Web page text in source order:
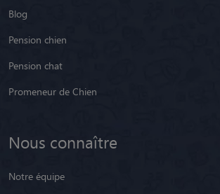
Blog
Pension chien
Pension chat
Promeneur de Chien
Nous connaître
Notre équipe